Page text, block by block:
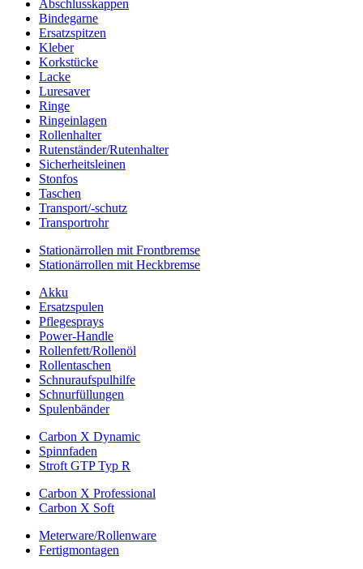
Abschlusskappen
Bindegarne
Ersatzspitzen
Kleber
Korkstücke
Lacke
Luresaver
Ringe
Ringeinlagen
Rollenhalter
Rutenständer/Rutenhalter
Sicherheitsleinen
Stonfos
Taschen
Transport/-schutz
Transportrohr
Stationärrollen mit Frontbremse
Stationärrollen mit Heckbremse
Akku
Ersatzspulen
Pflegesprays
Power-Handle
Rollenfett/Rollenöl
Rollentaschen
Schnuraufspulhilfe
Schnurfüllungen
Spulenbänder
Carbon X Dynamic
Spinnfaden
Stroft GTP Typ R
Carbon X Professional
Carbon X Soft
Meterware/Rollenware
Fertigmontagen